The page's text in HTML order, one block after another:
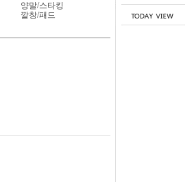
양말/스타킹
깔창/패드